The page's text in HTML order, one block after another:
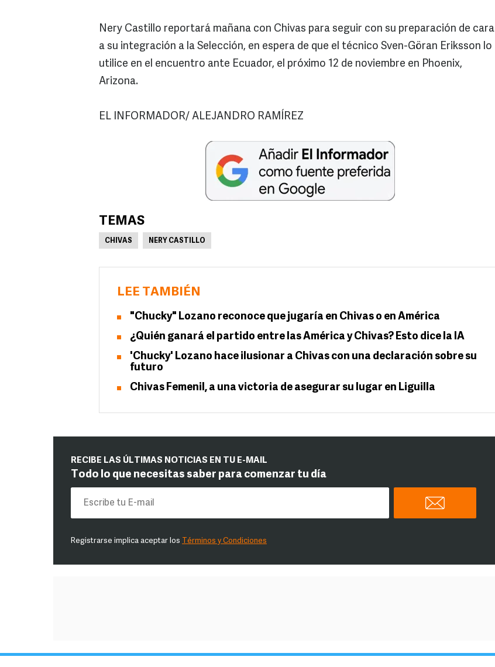
Nery Castillo reportará mañana con Chivas para seguir con su preparación de cara
a su integración a la Selección, en espera de que el técnico Sven-Göran Eriksson lo
utilice en el encuentro ante Ecuador, el próximo 12 de noviembre en Phoenix,
Arizona.
EL INFORMADOR/ ALEJANDRO RAMÍREZ
TEMAS
CHIVAS NERY CASTILLO
LEE TAMBIÉN
"Chucky" Lozano reconoce que jugaría en Chivas o en América
¿Quién ganará el partido entre las América y Chivas? Esto dice la IA
'Chucky' Lozano hace ilusionar a Chivas con una declaración sobre su
futuro
Chivas Femenil, a una victoria de asegurar su lugar en Liguilla
RECIBE LAS ÚLTIMAS NOTICIAS EN TU E-MAIL
Todo lo que necesitas saber para comenzar tu día
Registrarse implica aceptar los Términos y Condiciones